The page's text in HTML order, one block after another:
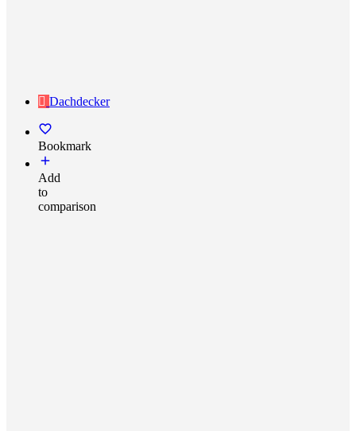
Dachdecker
Bookmark
Add
to
comparison